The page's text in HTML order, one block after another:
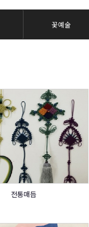
꽃예술
전통매듭